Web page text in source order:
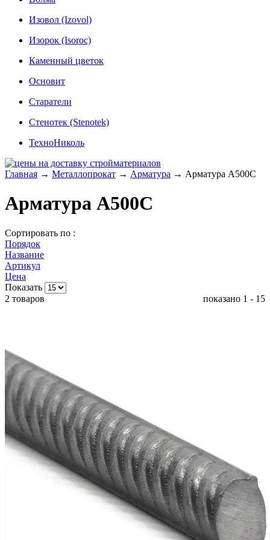
Изовол (Izovol)
Изорок (Isoroc)
Каменный цветок
Основит
Старатели
Стенотек (Stenotek)
ТехноНиколь
Главная → Металлопрокат → Арматура → Арматура A500C
Арматура A500C
Сортировать по :
Порядок
Название
Артикул
Цена
Показать
2 товаров
показано 1 - 15